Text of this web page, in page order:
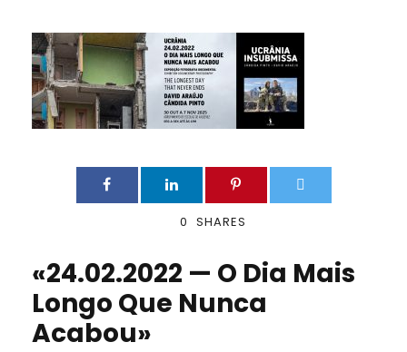
0 SHARES
«24.02.2022 — O Dia Mais
Longo Que Nunca
Acabou»